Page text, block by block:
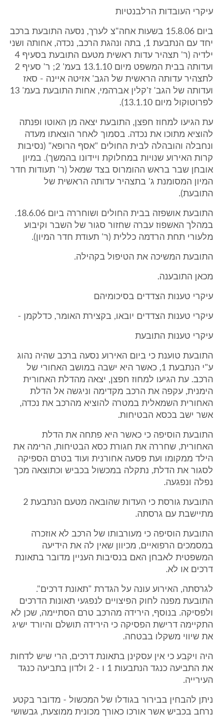
עיקרי העובדות הרלבנטיות
ביום 15.8.06 בשעות אחה"צ לערך, נסעה התובעת ברכב
יחד עם הנתבעת 1, בתה ונהגת הרכב, נכדה, אחותה ושני
ילדיה (ר' תצהיר עדות ראשית מטעם התובעת בסעיף 4
ועדותה בבית המשפט מיום 13.1.10 בעמ' 2; ר' סעיף 2
לתצהיר עדותה הראשית של הגב' אזיטה איינה - סאז
ועדותה של הגב' ז'קלין אברהמי, אחות התובעת בעמ' 13
לפרוטוקול מיום 13.1.10).
עת הגיעו למחוז חפצן, התובעת יצאה מן האוטו ופנתה
להוציא מתוכו את נכדה. בסמוך לאחר הוצאתו מעדה
ונחבלה והובהלה לבית החולים "אסף הרופא" (נסיבות
קרות האירוע שנויות במחלוקת ויידונו בהמשך). במיון
אובחן שבר בראש ההומרוס בצד שמאל (ר' תעודות חדר
המיון המסומנת ג' בתצהיר עדותה הראשית של
התובעת).
התובעת אושפזה בבית החולים ושוחררה ביום 18.6.06.
במהלך האשפוז עברה שחזור סגור של השבר וקיבוע
מלעורי תחת הרדמה כללית (ר' תעודת חדר המיון).
התובעת המשיכה את הטיפול בקהילה.
מכאן התובענה.
עיקרי טענות הצדדים בסיכומיהם
עיקרי טענות הצדדים יובאו, בקצירת האומר, כדלקמן -
עיקרי טענות התובעת
התובעת טוענת כי ביום האירוע נסעה ברכב שהיה נהוג
ע"י הנתבעת 1, כאשר היא ישבה במושב האחורי של
הרכב. עת הגיעו למחוז חפצן, יצאה מהדלת האחורית
הימנית, עקפה את הרכב מקדימה וניגשה אל הדלת
האחורית השמאלית במטרה להוציא מהרכב את נכדה,
אשר ישב בכסא הבטיחות.
התובעת הוסיפה כי כאשר היא פתחה את הדלת
האחורית, שחררה את חגורת כסא הבטיחות, הרימה את
הילד ממקומו ועת פסעה אחורנית ועוד בטרם הספיקה
לסגור את הדלת, נתקלה במכשול בכביש וכתוצאה מכך
נפלה ונפגעה.
התובעת גורסת כי העדות שהובאה מטעם הנתבעת 2
מתיישבת עם גרסתה.
התובעת הוסיפה כי מעורבותו של הרכב לא אוזכרה
במסמכים הרפואיים, מכיוון שאין לה את הידיעה
המשפטית לאבחן האם בנסיבות העניין מדובר בתאונת
דרכים או לא.
לגרסתה, האירוע עונה על הגדרת "תאונת דרכים".
התובעת מפנה לחוק הפיצויים לנפגעי תאונות הדרכים
ולפסיקה. בנוסף, הירידה מהרכב טרם הסתיימה, שכן לא
התקיימה דרישת הפסיקה כי הירידה תושלם והיורד ישיג
את שיווי משקלו בבטחה.
היה ויקבע כי אין עסקינן בתאונת דרכים, הרי שיש לדחות
את התביעה כנגד הנתבעות 1 ו - 2 ולדון בתביעה כנגד
העירייה.
ניתן להבחין בבירור בגודלו של המכשול - מדובר בקטע
נרחב בכביש אשר אורכו כאורך מכונית ממוצעת, גבשושי